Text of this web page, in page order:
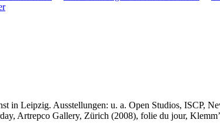
Leipzig. Ausstellungen: u. a. Open Studios, ISCP,
Artrepco Gallery, Zürich (2008), folie du jour,